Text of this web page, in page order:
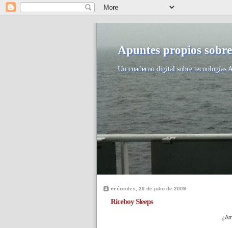
Apuntes propios
Un cuaderno digital sobre tecnologías
miércoles, 29 de julio de 2009
Riceboy Sleeps